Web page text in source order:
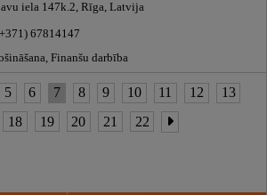
iela 147k.2, Rīga, Latvija
67814147
Finanšu darbība
5 6 7 8 9 10 11 12
13
18 19 20 21 22